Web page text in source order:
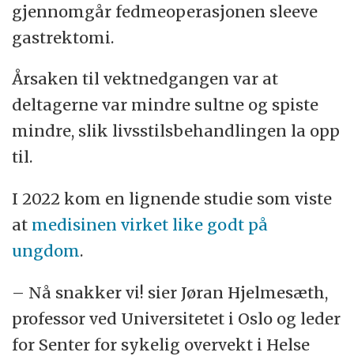
gjennomgår fedmeoperasjonen sleeve
gastrektomi.
Årsaken til vektnedgangen var at
deltagerne var mindre sultne og spiste
mindre, slik livsstilsbehandlingen la opp
til.
I 2022 kom en lignende studie som viste
at medisinen virket like godt på
ungdom.
– Nå snakker vi! sier Jøran Hjelmesæth,
professor ved Universitetet i Oslo og leder
for Senter for sykelig overvekt i Helse